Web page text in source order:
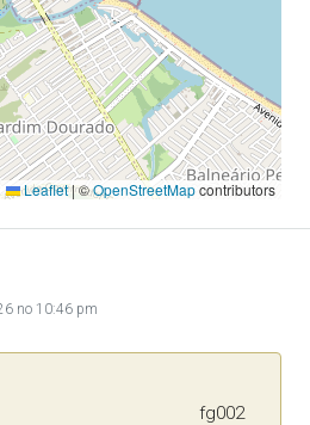
Leaflet|©OpenStreetMapcontributors
no 10:46 pm
fg002